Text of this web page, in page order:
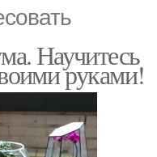
Научитесь
руками!